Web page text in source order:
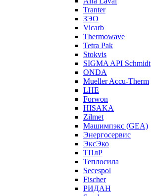
Tranter
ЗЭО
Vicarb
Thermowave
Tetra Pak
Stokvis
SIGMA API Schmidt
ONDA
Mueller Accu-Therm
LHE
Forwon
HISAKA
Zilmet
Машимпэкс (GEA)
Энергосервис
ЭксЭко
ТПлР
Теплосила
Secespol
Fischer
РИДАН